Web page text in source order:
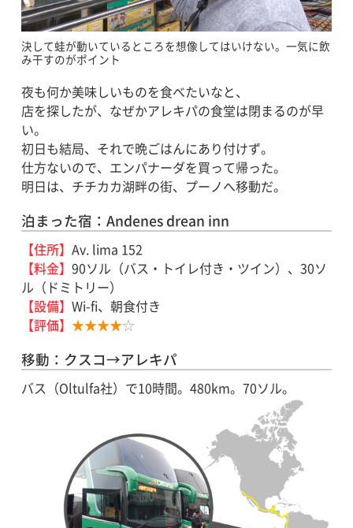
決して蛙が動いているところを想像してはいけない。一気に飲
み干すのがポイント
夜も何か美味しいものを食べたいなと、
店を探したが、なぜかアレキパの食堂は閉まるのが早
い。
初日も結局、それで晩ごはんにあり付けず。
仕方ないので、エンパナーダを買って帰った。
明日は、チチカカ湖畔の街、プーノへ移動だ。
泊まった宿：Andenes drean inn
【住所】Av. lima 152
【料金】90ソル（バス・トイレ付き・ツイン）、30ソ
ル（ドミトリー）
【設備】Wi-fi、朝食付き
【評価】★★★★☆
移動：クスコ→アレキパ
バス（Oltulfa社）で10時間。480km。70ソル。